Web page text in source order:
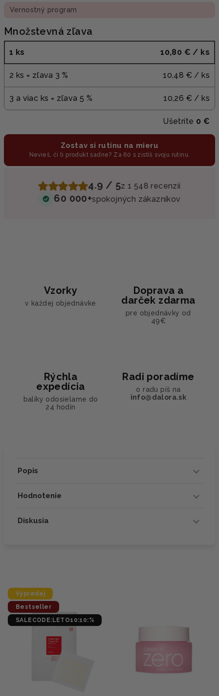
Vernostný program
Množstevná zľava
1 ks 10,80 € / ks
2 ks = zľava 3 % 10,48 € / ks
3 a viac ks = zľava 5 % 10,26 € / ks
Ušetríte 0 €
Zostav si rutinu na mieru
Nevieš, či ti produkt sadne? Za 60 s zistíš svoju rutinu.
4.9 / 5z 1 548 recenzií
60 000+spokojných zákazníkov
Vzorky
v každej objednávke
Doprava a
darček zdarma
pre objednávky od
49€
Rýchla
expedícia
balíky odosielame do
24 hodín
Radi poradíme
o radu píš na
info@dalora.sk
Popis
Hodnotenie
Diskusia
Výpredaj
Bestseller
SALECODE:LETO10:10:%